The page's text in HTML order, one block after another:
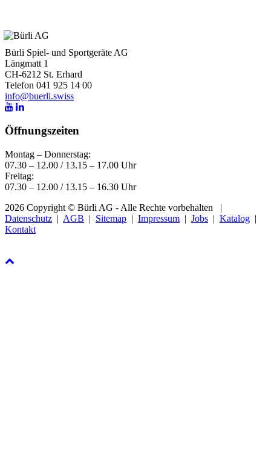
Bürli Spiel- und Sportgeräte AG
Längmatt 1
CH-6212 St. Erhard
Telefon 041 925 14 00
info@buerli.swiss
Öffnungszeiten
Montag – Donnerstag:
07.30 – 12.00 / 13.15 – 17.00 Uhr
Freitag:
07.30 – 12.00 / 13.15 – 16.30 Uhr
2026 Copyright © Bürli AG - Alle Rechte vorbehalten |
Datenschutz | AGB | Sitemap | Impressum | Jobs | Katalog |
Kontakt